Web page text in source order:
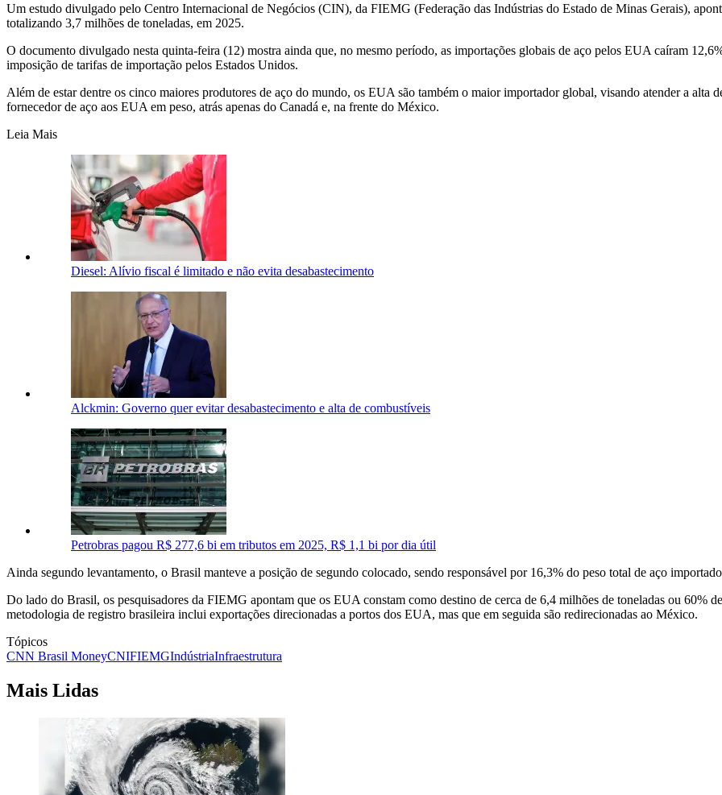
Um estudo divulgado pelo Centro Internacional de Negócios (CIN), da FIEMG (Federação das Indústrias do Estado de Minas Gerais),
totalizando 3,7 milhões de toneladas, em 2025.
O documento divulgado nesta quinta-feira (12) mostra ainda que, no mesmo período, as importações globais de aço pelos EUA caíram
imposição de tarifas de importação pelos Estados Unidos.
Além de estar dentre os cinco maiores produtores de aço do mundo, os EUA são também o maior importador global, visando atender a alta
fornecedor de aço aos EUA em peso, atrás apenas do Canadá e, na frente do México.
Leia Mais
Diesel: Alívio fiscal é limitado e não evita desabastecimento
Alckmin: Governo quer evitar desabastecimento e alta de combustíveis
Petrobras pagou R$ 277,6 bi em tributos em 2025, R$ 1,1 bi por dia útil
Ainda segundo levantamento, o Brasil manteve a posição de segundo colocado, sendo responsável por 16,3% do peso total de aço
Do lado do Brasil, os pesquisadores da FIEMG apontam que os EUA constam como destino de cerca de 6,4 milhões de toneladas ou 60%
metodologia de registro brasileira inclui exportações direcionadas a portos dos EUA, mas que em seguida são redirecionadas ao México.
Tópicos
CNN Brasil MoneyCNIFIEMGIndústriaInfraestrutura
Mais Lidas